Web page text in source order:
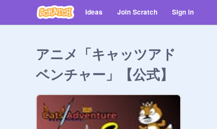
Ideas Join Scratch Sign in
アニメ「キャッツアド
ベンチャー」【公式】